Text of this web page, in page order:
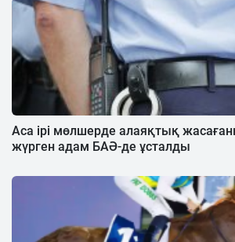
Аса ірі мөлшерде алаяқтық
жүрген адам БАӘ-де ұсталды